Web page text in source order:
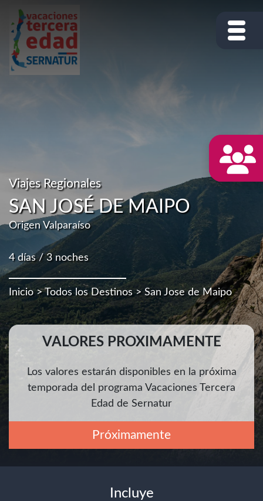
Viajes Regionales
SAN JOSÉ DE MAIPO
Origen Valparaíso
4 días / 3 noches
Inicio>Todos los Destinos> San Jose de Maipo
VALORES PROXIMAMENTE
Los valores estarán disponibles en la próxima
temporada del programa Vacaciones Tercera
Edad de Sernatur
Próximamente
Incluye